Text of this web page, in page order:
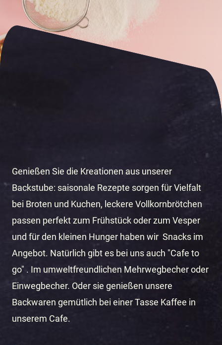
Genießen Sie die Kreationen aus unserer
Backstube: saisonale Rezepte sorgen für Vielfalt
bei Broten und Kuchen, leckere Vollkornbrötchen
passen perfekt zum Frühstück oder zum Vesper
und für den kleinen Hunger haben wir Snacks im
Angebot. Natürlich gibt es bei uns auch "Cafe to
go" . Im umweltfreundlichen Mehrwegbecher oder
Einwegbecher. Oder sie genießen unsere
Backwaren gemütlich bei einer Tasse Kaffee in
unserem Cafe.